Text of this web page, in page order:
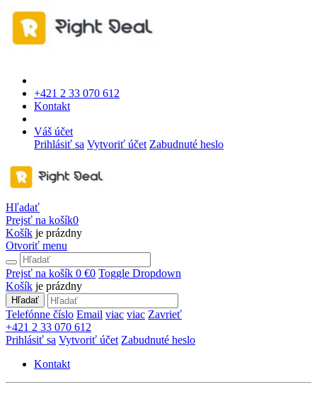
+421 2 33 070 612
Kontakt
Váš účet
Prihlásiť sa Vytvoriť účet Zabudnuté heslo
Hľadať
Prejsť na košík0
Košík je prázdny
Otvoriť menu
Prejsť na košík 0 €0 Toggle Dropdown
Košík je prázdny
Hľadať
Telefónne číslo Email viac viac Zavrieť
+421 2 33 070 612
Prihlásiť sa Vytvoriť účet Zabudnuté heslo
Kontakt